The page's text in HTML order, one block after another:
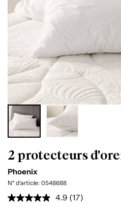
2 protecteurs
Phoenix
N° d'article: 0548688
4.9 Lire
(17)